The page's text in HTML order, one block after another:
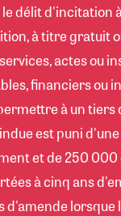
délit d'incitation
à titre gratuit
actes ou
financiers ou
à un tiers
est puni
et de 250 000
à cinq ans
lorsque